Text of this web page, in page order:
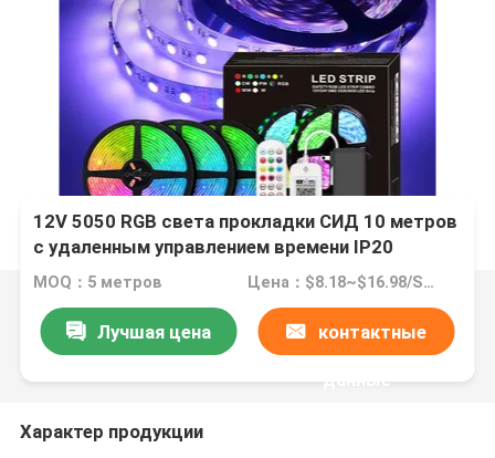
12V 5050 RGB света прокладки СИД 10 метров
с удаленным управлением времени IP20
MOQ：5 метров Цена：$8.18~$16.98/SET
Лучшая цена контактные
данные
Характер продукции